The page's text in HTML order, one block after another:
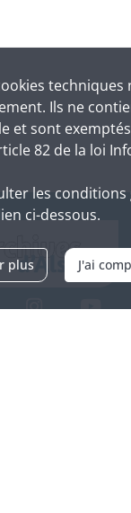
techniques
Ils ne
et sont
82 de la loi
les conditions
ci-dessous.
plus J'ai